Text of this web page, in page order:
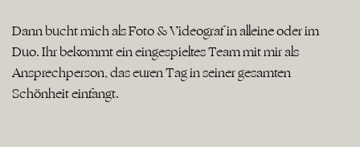
Dann bucht mich als Foto & Videograf in alleine oder im
Duo. Ihr bekommt ein eingespieltes Team mit mir als
Ansprechperson, das euren Tag in seiner gesamten
Schönheit einfängt.